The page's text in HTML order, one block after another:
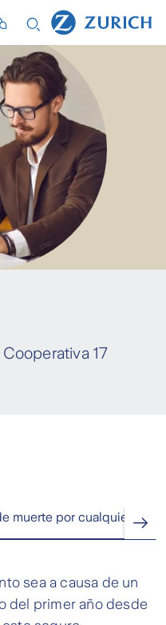
17
muerte por cualquier
sea a causa de un
del primer año desde